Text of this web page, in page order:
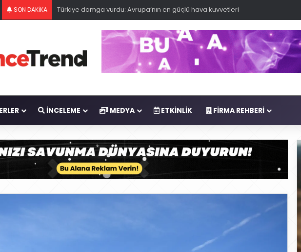
SON DAKİKA Türkiye damga vurdu: Avrupa’nın en güçlü hava kuvvetleri
İNCELEME MEDYA ETKINLIK FIRMA REHBERI